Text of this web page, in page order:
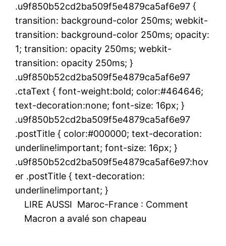
.u9f850b52cd2ba509f5e4879ca5af6e97 {
transition: background-color 250ms; webkit-
transition: background-color 250ms; opacity:
1; transition: opacity 250ms; webkit-
transition: opacity 250ms; }
.u9f850b52cd2ba509f5e4879ca5af6e97
.ctaText { font-weight:bold; color:#464646;
text-decoration:none; font-size: 16px; }
.u9f850b52cd2ba509f5e4879ca5af6e97
.postTitle { color:#000000; text-decoration:
underline!important; font-size: 16px; }
.u9f850b52cd2ba509f5e4879ca5af6e97:hov
er .postTitle { text-decoration:
underline!important; }
LIRE AUSSI Maroc-France : Comment
Macron a avalé son chapeau